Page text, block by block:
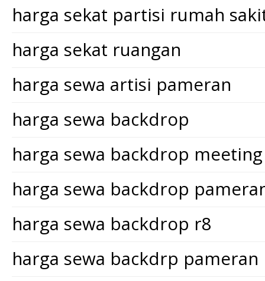
harga sekat partisi rumah
harga sekat ruangan
harga sewa artisi pameran
harga sewa backdrop
harga sewa backdrop meeting
harga sewa backdrop
harga sewa backdrop r8
harga sewa backdrp pameran